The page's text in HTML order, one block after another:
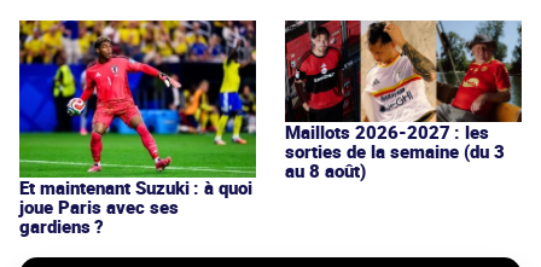
Et maintenant Suzuki : à quoi
joue Paris avec ses
gardiens ?
Maillots 2026-2027 : les
sorties de la semaine (du 3
au 8 août)